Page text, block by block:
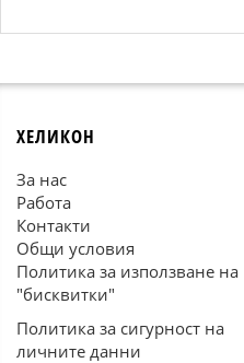
ХЕЛИКОН
За нас
Работа
Контакти
Общи условия
Политика за използване на
"бисквитки"
Политика за сигурност на
личните данни